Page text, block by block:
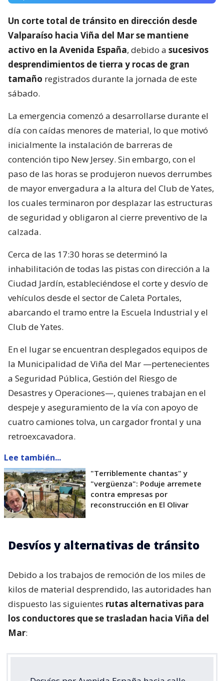
Un corte total de tránsito en dirección desde
Valparaíso hacia Viña del Mar se mantiene
activo en la Avenida España, debido a sucesivos
desprendimientos de tierra y rocas de gran
tamaño registrados durante la jornada de este
sábado.
La emergencia comenzó a desarrollarse durante el
día con caídas menores de material, lo que motivó
inicialmente la instalación de barreras de
contención tipo New Jersey. Sin embargo, con el
paso de las horas se produjeron nuevos derrumbes
de mayor envergadura a la altura del Club de Yates,
los cuales terminaron por desplazar las estructuras
de seguridad y obligaron al cierre preventivo de la
calzada.
Cerca de las 17:30 horas se determinó la
inhabilitación de todas las pistas con dirección a la
Ciudad Jardín, estableciéndose el corte y desvío de
vehículos desde el sector de Caleta Portales,
abarcando el tramo entre la Escuela Industrial y el
Club de Yates.
En el lugar se encuentran desplegados equipos de
la Municipalidad de Viña del Mar —pertenecientes
a Seguridad Pública, Gestión del Riesgo de
Desastres y Operaciones—, quienes trabajan en el
despeje y aseguramiento de la vía con apoyo de
cuatro camiones tolva, un cargador frontal y una
retroexcavadora.
Lee también...
"Terriblemente chantas" y
"vergüenza": Poduje arremete
contra empresas por
reconstrucción en El Olivar
Desvíos y alternativas de tránsito
Debido a los trabajos de remoción de los miles de
kilos de material desprendido, las autoridades han
dispuesto las siguientes rutas alternativas para
los conductores que se trasladan hacia Viña del
Mar: